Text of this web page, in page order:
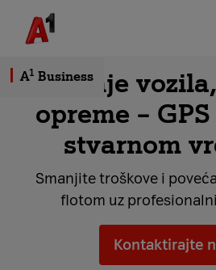
Skip to Main Content
A1 Business
Praćenje
opreme –
stvarnom
Smanjite troškove i
flotom uz